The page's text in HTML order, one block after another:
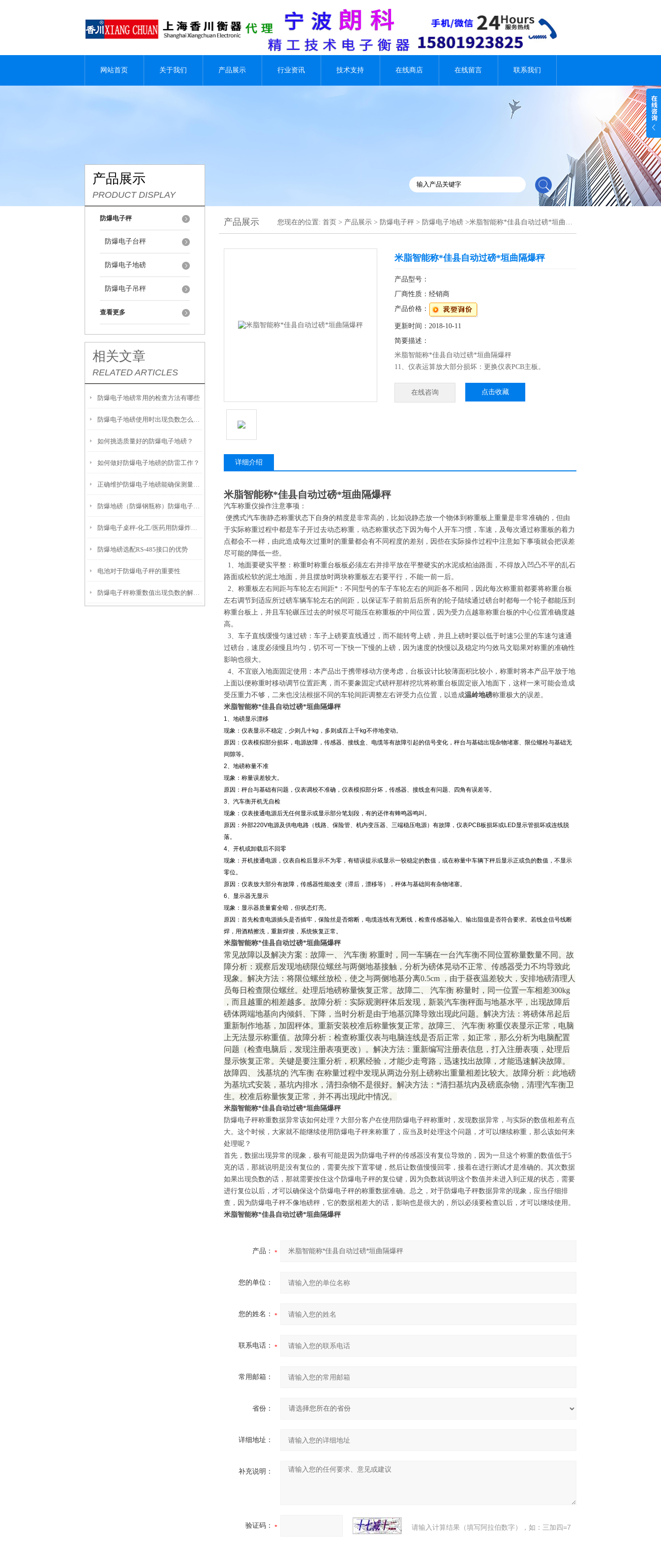
网站首页 关于我们 产品展示 行业资讯 技术支持 在线商店 在线留言 联系我们
产品展示
PRODUCT DISPLAY
防爆电子秤
防爆电子台秤
防爆电子地磅
防爆电子吊秤
查看更多
相关文章
RELATED ARTICLES
防爆电子地磅常用的检查方法有哪些
防爆电子地磅使用时出现负数怎么解决？
如何挑选质量好的防爆电子地磅？
如何做好防爆电子地磅的防雷工作？
正确维护防爆电子地磅能确保测量结果的准确性
防爆地磅（防爆钢瓶称）防爆电子桌秤无法去皮的解决方法
防爆电子桌秤-化工/医药用防爆炸电子称产品推荐
防爆地磅选配RS-485接口的优势
电池对于防爆电子秤的重要性
防爆电子秤称重数值出现负数的解决方法
产品展示 您现在的位置: 首页 > 产品展示 > 防爆电子秤 > 防爆电子地磅 >米脂智能称*佳县自动过磅*垣曲隔爆秤
米脂智能称*佳县自动过磅*垣曲隔爆秤
产品型号：
厂商性质：经销商
产品价格：
更新时间：2018-10-11
简要描述：
米脂智能称*佳县自动过磅*垣曲隔爆秤
11、仪表运算放大部分损坏：更换仪表PCB主板。
2、防水等级IP68：优良的防水、防潮、防尘性能，适用于水
产品、肉食品、蔬菜等加工行业 3、外壳不锈刚材料制作，
在线咨询 点击收藏
详细介绍
米脂智能称*佳县自动过磅*垣曲隔爆秤
汽车称重仪操作注意事项：
便携式汽车衡静态称重状态下自身的精度是非常高的，比如说静态放一个物体到称重板上重量是非常准确的，但由
于实际称重过程中都是车子开过去动态称重，动态称重状态下因为每个人开车习惯，车速，及每次通过称重板的着力
点都会不一样，由此造成每次过重时的重量都会有不同程度的差别，因些在实际操作过程中注意如下事项就会把误差
尽可能的降低一些。
1、地面要硬实平整：称重时称重台板板必须左右并排平放在平整硬实的水泥或柏油路面，不得放入凹凸不平的乱石
路面或松软的泥土地面，并且摆放时两块称重板左右要平行，不能一前一后。
2、称重板左右间距与车轮左右间距*：不同型号的车子车轮左右的间距各不相同，因此每次称重前都要将称重台板
左右调节到适应所过磅车辆车轮左右的间距，以保证车子前前后后所有的轮子陆续通过磅台时都每一个轮子都能压到
称重台板上，并且车轮碾压过去的时候尽可能压在称重板的中间位置，因为受力点越靠称重台板的中心位置准确度越
高。
3、车子直线缓慢匀速过磅：车子上磅要直线通过，而不能转弯上磅，并且上磅时要以低于时速5公里的车速匀速通
过磅台，速度必须慢且均匀，切不可一下快一下慢的上磅，因为速度的快慢以及稳定均匀效马文聪果对称重的准确性
影响也很大。
4、不宜嵌入地面固定使用：本产品出于携带移动方便考虑，台板设计比较薄面积比较小，称重时将本产品平放于地
上面以便称重时移动调节位置距离，而不要象固定式磅秤那样挖坑将称重台板固定嵌入地面下，这样一来可能会造成
受压重力不够，二来也没法根据不同的车轮间距调整左右评受力点位置，以造成温岭地磅称重极大的误差。
米脂智能称*佳县自动过磅*垣曲隔爆秤
1、地磅显示漂移
现象：仪表显示不稳定，少则几十kg，多则成百上千kg不停地变动。
原因：仪表模拟部分损坏，电源故障，传感器、接线盒、电缆等有故障引起的信号变化，秤台与基础出现杂物堵塞、限位螺栓与基础无
间隙等。
2、地磅称量不准
现象：称量误差较大。
原因：秤台与基础有问题，仪表调校不准确，仪表模拟部分坏，传感器、接线盒有问题、四角有误差等。
3、汽车衡开机无自检
现象：仪表接通电源后无任何显示或显示部分笔划段，有的还伴有蜂鸣器鸣叫。
原因：外部220V电源及供电电路（线路、保险管、机内变压器、三端稳压电源）有故障，仪表PCB板损坏或LED显示管损坏或连线脱
落。
4、开机或卸载后不回零
现象：开机接通电源，仪表自检后显示不为零，有错误提示或显示一较稳定的数值，或在称量中车辆下秤后显示正或负的数值，不显示
零位。
原因：仪表放大部分有故障，传感器性能改变（滞后，漂移等），秤体与基础间有杂物堵塞。
6、显示器无显示
现象：显示器质量窗全暗，但状态灯亮。
原因：首先检查电源插头是否插牢，保险丝是否熔断，电缆连线有无断线，检查传感器输入、输出阻值是否符合要求。若线盒信号线断
焊，用酒精擦洗，重新焊接，系统恢复正常。
米脂智能称*佳县自动过磅*垣曲隔爆秤
常见故障以及解决方案：故障一、 汽车衡 称重时，同一车辆在一台汽车衡不同位置称量数量不同。故
障分析：观察后发现地磅限位螺丝与两侧地基接触，分析为磅体晃动不正常、传感器受力不均导致此
现象。解决方法：将限位螺丝放松，使之与两侧地基分离0.5cm ，由于昼夜温差较大，安排地磅清理人
员每日检查限位螺丝。处理后地磅称量恢复正常。故障二、 汽车衡 称量时，同一位置一车相差300kg
，而且越重的相差越多。故障分析：实际观测秤体后发现，新装汽车衡秤面与地基水平，出现故障后
磅体两端地基向内倾斜、下降，当时分析是由于地基沉降导致出现此问题。解决方法：将磅体吊起后
重新制作地基，加固秤体。重新安装校准后称量恢复正常。故障三、 汽车衡 称重仪表显示正常，电脑
上无法显示称重值。故障分析：检查称重仪表与电脑连线是否后正常，如正常，那么分析为电脑配置
问题（检查电脑后，发现注册表项更改）。解决方法：重新编写注册表信息，打入注册表项，处理后
显示恢复正常。关键是要注重分析，积累经验，才能少走弯路，迅速找出故障，才能迅速解决故障。
故障四、 浅基坑的 汽车衡 在称量过程中发现从两边分别上磅称出重量相差比较大。故障分析：此地磅
为基坑式安装，基坑内排水，清扫杂物不是很好。解决方法：*清扫基坑内及磅底杂物，清理汽车衡卫
生。校准后称量恢复正常，并不再出现此中情况。
米脂智能称*佳县自动过磅*垣曲隔爆秤
防爆电子秤称重数据异常该如何处理？大部分客户在使用防爆电子秤称重时，发现数据异常，与实际的数值相差有点
大。这个时候，大家就不能继续使用防爆电子秤来称重了，应当及时处理这个问题，才可以继续称重，那么该如何来
处理呢？
首先，数据出现异常的现象，极有可能是因为防爆电子秤的传感器没有复位导致的，因为一旦这个称重的数值低于5
克的话，那就说明是没有复位的，需要先按下置零键，然后让数值慢慢回零，接着在进行测试才是准确的。其次数据
如果出现负数的话，那就需要按住这个防爆电子秤的复位键，因为负数就说明这个数值并未进入到正规的状态，需要
进行复位以后，才可以确保这个防爆电子秤的称重数据准确。总之，对于防爆电子秤数据异常的现象，应当仔细排
查，因为防爆电子秤不像地磅秤，它的数据相差大的话，影响也是很大的，所以必须要检查以后，才可以继续使用。
米脂智能称*佳县自动过磅*垣曲隔爆秤
产品：
您的单位：
您的姓名：
联系电话：
常用邮箱：
省份：
详细地址：
补充说明：
验证码： 请输入计算结果（填写阿拉伯数字），如：三加四=7